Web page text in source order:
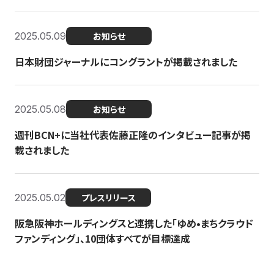
2025.05.09 お知らせ
日本財団ジャーナルにコングラントが掲載されました
2025.05.08 お知らせ
週刊BCN+に当社代表佐藤正隆のインタビュー記事が掲
載されました
2025.05.02 プレスリリース
阪急阪神ホールディングスと連携した「ゆめ•まちクラウド
ファンディング」、10団体すべてが目標達成